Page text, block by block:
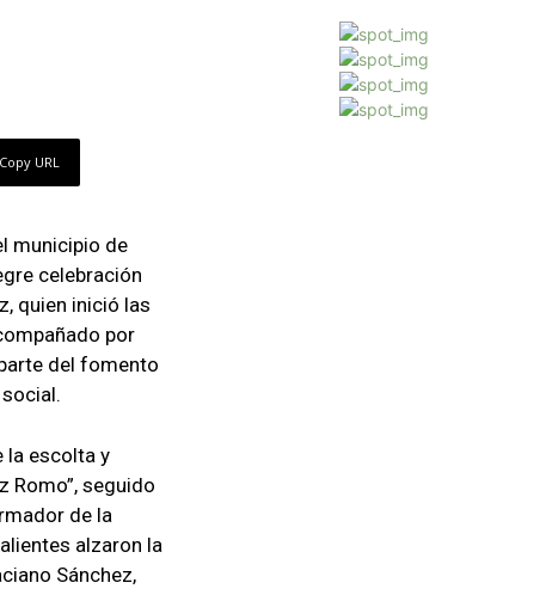
Copy URL
municipio de
celebración
quien inició las
por
del fomento
la escolta y
Romo”, seguido
de la
alzaron la
Sánchez,